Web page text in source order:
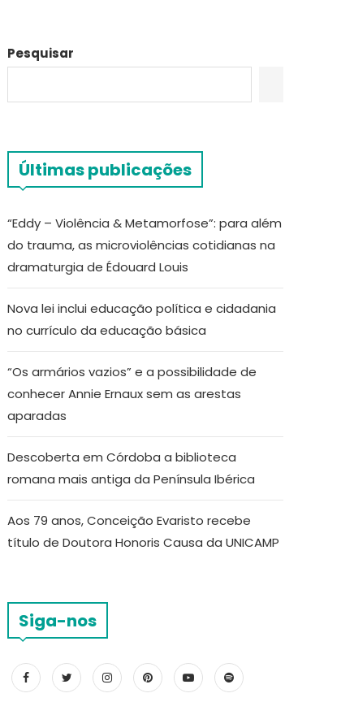
Pesquisar
Últimas publicações
“Eddy – Violência & Metamorfose”: para além
do trauma, as microviolências cotidianas na
dramaturgia de Édouard Louis
Nova lei inclui educação política e cidadania
no currículo da educação básica
“Os armários vazios” e a possibilidade de
conhecer Annie Ernaux sem as arestas
aparadas
Descoberta em Córdoba a biblioteca
romana mais antiga da Península Ibérica
Aos 79 anos, Conceição Evaristo recebe
título de Doutora Honoris Causa da UNICAMP
Siga-nos